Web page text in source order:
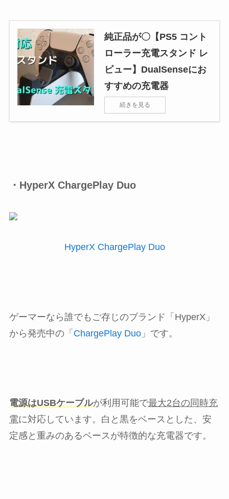
純正品が〇【PS5 コント
ローラー充電スタンド レ
ビュー】DualSenseにお
すすめの充電器
続きを見る
・HyperX ChargePlay Duo
HyperX ChargePlay Duo
ゲーマーなら誰でもご存じのブランド「HyperX」
から発売中の「 ChargePlay Duo」です。
電源はUSBケーブルが利用可能で最大2台の同時充
電に対応しています。白と黒をベースとした、安
定感と重みのあるベースが特徴的な充電器です。